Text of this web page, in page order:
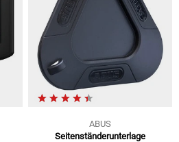
ABUS
Seitenständerunterlage